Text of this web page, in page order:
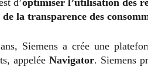
la transparence des
Siemens a crée une
appelée Navigator. Siemens